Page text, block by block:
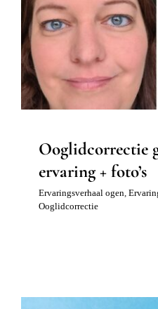
Ooglidcorrectie
Ooglidcorrectie
ervaring + foto’s
Ervaringsverhaal ogen,
Ooglidcorrectie